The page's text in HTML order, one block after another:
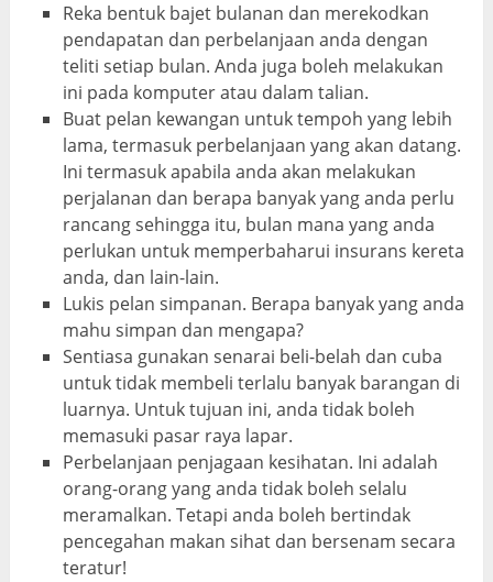
Reka bentuk bajet bulanan dan merekodkan
pendapatan dan perbelanjaan anda dengan
teliti setiap bulan. Anda juga boleh melakukan
ini pada komputer atau dalam talian.
Buat pelan kewangan untuk tempoh yang lebih
lama, termasuk perbelanjaan yang akan datang.
Ini termasuk apabila anda akan melakukan
perjalanan dan berapa banyak yang anda perlu
rancang sehingga itu, bulan mana yang anda
perlukan untuk memperbaharui insurans kereta
anda, dan lain-lain.
Lukis pelan simpanan. Berapa banyak yang anda
mahu simpan dan mengapa?
Sentiasa gunakan senarai beli-belah dan cuba
untuk tidak membeli terlalu banyak barangan di
luarnya. Untuk tujuan ini, anda tidak boleh
memasuki pasar raya lapar.
Perbelanjaan penjagaan kesihatan. Ini adalah
orang-orang yang anda tidak boleh selalu
meramalkan. Tetapi anda boleh bertindak
pencegahan makan sihat dan bersenam secara
teratur!